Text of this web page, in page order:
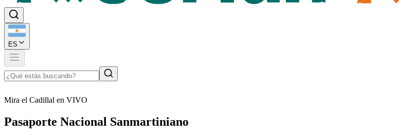
ES
Mira el Cadillal en VIVO
Pasaporte Nacional Sanmartiniano